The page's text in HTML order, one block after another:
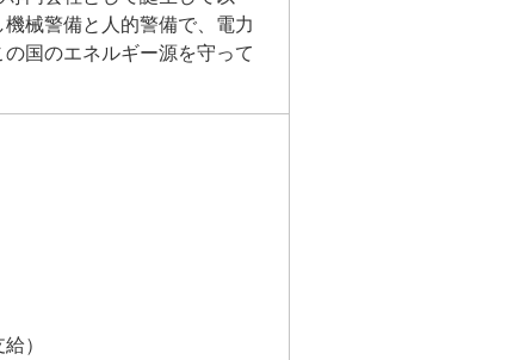
械警備と人的警備で、電力
国のエネルギー源を守って
）